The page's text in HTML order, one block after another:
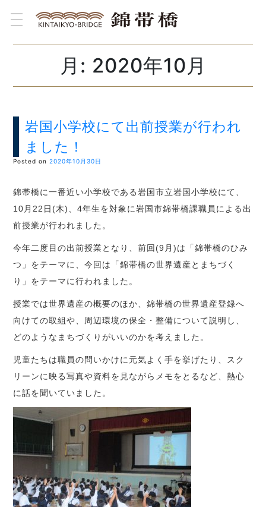
toggle navigation
月: 2020年10月
岩国小学校にて出前授業が行われ
ました！
Posted on2020年10月30日
錦帯橋に一番近い小学校である岩国市立岩国小学校にて、
10月22日(木)、4年生を対象に岩国市錦帯橋課職員による出
前授業が行われました。
今年二度目の出前授業となり、前回(9月)は「錦帯橋のひみ
つ」をテーマに、今回は「錦帯橋の世界遺産とまちづく
り」をテーマに行われました。
授業では世界遺産の概要のほか、錦帯橋の世界遺産登録へ
向けての取組や、周辺環境の保全・整備について説明し、
どのようなまちづくりがいいのかを考えました。
児童たちは職員の問いかけに元気よく手を挙げたり、スク
リーンに映る写真や資料を見ながらメモをとるなど、熱心
に話を聞いていました。